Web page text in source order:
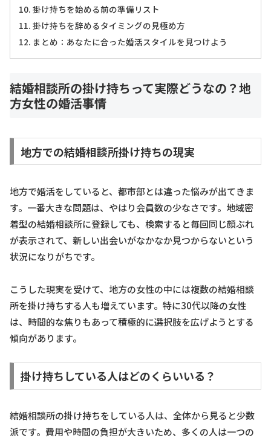
掛け持ちを始める前の準備リスト
掛け持ちを辞めるタイミングの見極め方
まとめ：あなたに合った婚活スタイルを見つけよう
結婚相談所の掛け持ちって実際どうなの？地
方女性の婚活事情
地方での結婚相談所掛け持ちの現実
地方で婚活をしていると、都市部とは違った悩みが出てきま
す。一番大きな問題は、やはり会員数の少なさです。地域密
着型の結婚相談所に登録しても、検索すると毎回同じ顔ぶれ
が表示されて、新しい出会いがなかなか見つからないという
状況になりがちです。
こうした現実を受けて、地方の女性の中には複数の結婚相談
所を掛け持ちする人も増えています。特に30代以降の女性
は、時間的な焦りもあって積極的に選択肢を広げようとする
傾向があります。
掛け持ちしている人はどのくらいいる？
結婚相談所の掛け持ちをしている人は、全体から見ると少数
派です。費用や時間の負担が大きいため、多くの人は一つの